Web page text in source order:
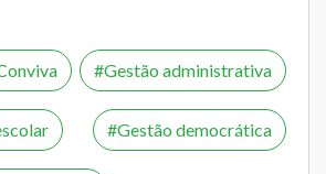
Gestão administrativa
Gestão democrática